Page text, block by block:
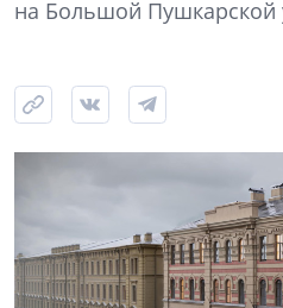
на Большой Пушкарской